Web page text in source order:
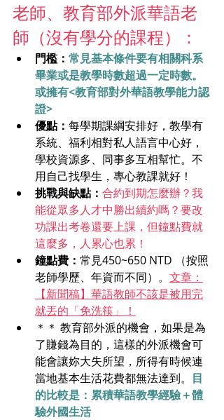
老師、教育部外派華語老
師（沒有學分的課程）：
門檻： 常見基本條件要有相關科系
畢業或是教學時數超過一定時數。
或擁有<教育部對外華語教學能力認
證>
優點： 每學期課綱安排好，教學有
系統、福利相對私人語言中心好，
學校資源多、同事多互相幫忙。不
用自己找學生，專心教課就好！
挑戰與缺點： 合約到期怎麼辦？我
能從眾多人才中勝出續約嗎？要改
功課出考卷還要上課，但鐘點費就
這麼多，人累心也累！
鐘點費： 常見450~650 NTD （按照
老師學歷、年資而不同）。 文章：
【新聞稿】華語教師不該是被用完
就丟的「免洗筷」！
＊＊ 教育部外派的機會，如果是為
了賺錢為目的，這樣的外派機會可
能會讓妳大失所望，所得有時候連
當地基本生活花費都無法達到。 目
的比較是：累積華語教學經驗＋體
驗外國生活